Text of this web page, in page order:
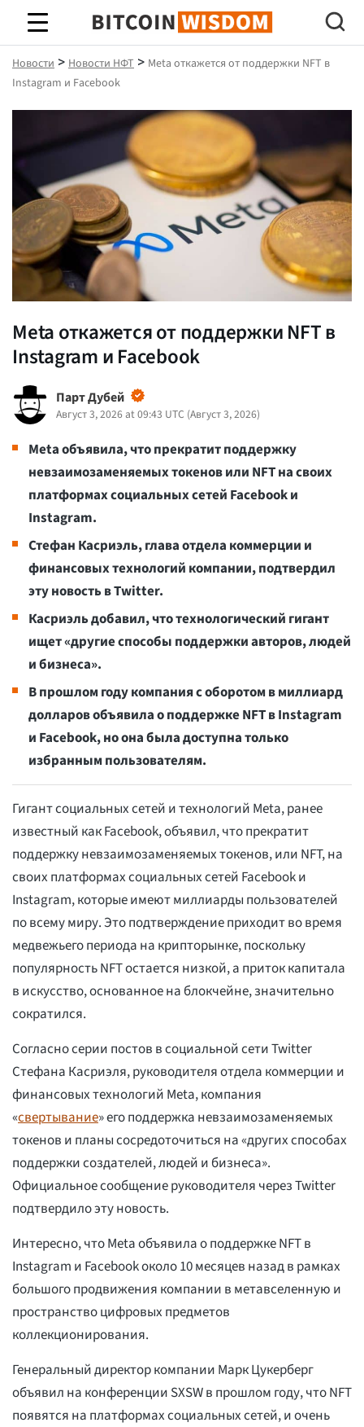
Биткойн Мудрость
Новости > Новости НФТ > Meta откажется от поддержки NFT в
Instagram и Facebook
Meta откажется от поддержки NFT в
Instagram и Facebook
Парт Дубей
Август 3, 2026 at 09:43 UTC (Август 3, 2026)
Meta объявила, что прекратит поддержку
невзаимозаменяемых токенов или NFT на своих
платформах социальных сетей Facebook и
Instagram.
Стефан Касриэль, глава отдела коммерции и
финансовых технологий компании, подтвердил
эту новость в Twitter.
Касриэль добавил, что технологический гигант
ищет «другие способы поддержки авторов, людей
и бизнеса».
В прошлом году компания с оборотом в миллиард
долларов объявила о поддержке NFT в Instagram
и Facebook, но она была доступна только
избранным пользователям.
Гигант социальных сетей и технологий Meta, ранее
известный как Facebook, объявил, что прекратит
поддержку невзаимозаменяемых токенов, или NFT, на
своих платформах социальных сетей Facebook и
Instagram, которые имеют миллиарды пользователей
по всему миру. Это подтверждение приходит во время
медвежьего периода на крипторынке, поскольку
популярность NFT остается низкой, а приток капитала
в искусство, основанное на блокчейне, значительно
сократился.
Согласно серии постов в социальной сети Twitter
Стефана Касриэля, руководителя отдела коммерции и
финансовых технологий Meta, компания
«свертывание» его поддержка невзаимозаменяемых
токенов и планы сосредоточиться на «других способах
поддержки создателей, людей и бизнеса».
Официальное сообщение руководителя через Twitter
подтвердило эту новость.
Интересно, что Meta объявила о поддержке NFT в
Instagram и Facebook около 10 месяцев назад в рамках
большого продвижения компании в метавселенную и
пространство цифровых предметов
коллекционирования.
Генеральный директор компании Марк Цукерберг
объявил на конференции SXSW в прошлом году, что NFT
появятся на платформах социальных сетей, и очень